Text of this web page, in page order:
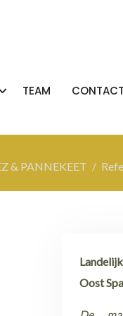
TEAM CONTACT
& PANNEKEET
Oost